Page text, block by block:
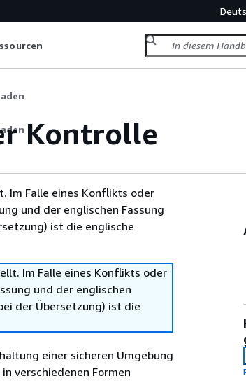
Kontrolle
Im Falle eines Konflikts oder
und der englischen Fassung
ist die englische
Im Falle eines Konflikts oder
und der englischen
der Übersetzung) ist die
einer sicheren Umgebung
verschiedenen Formen